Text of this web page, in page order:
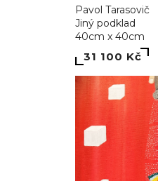
Pavol Tarasovič
Jiný podklad
40cm x 40cm
31 100 Kč